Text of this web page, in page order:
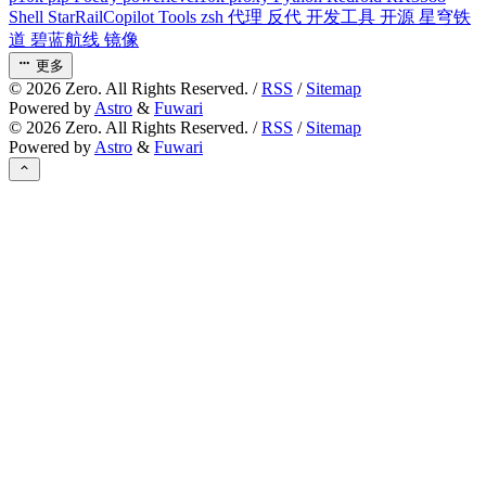
Shell StarRailCopilot Tools zsh 代理 反代 开发工具 开源 星穹铁
道 碧蓝航线 镜像
更多
© 2026 Zero. All Rights Reserved. /RSS / Sitemap
Powered by Astro & Fuwari
© 2026 Zero. All Rights Reserved. /RSS / Sitemap
Powered by Astro & Fuwari